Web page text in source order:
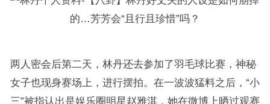
两人密会后第二天，林丹还去参加了羽毛球比赛，神秘
女子也现身赛场上，进行摆拍。在一波波猛料之后，“小
三”被指认出是娱乐圈明星赵雅淇，她在微博上晒过观赛